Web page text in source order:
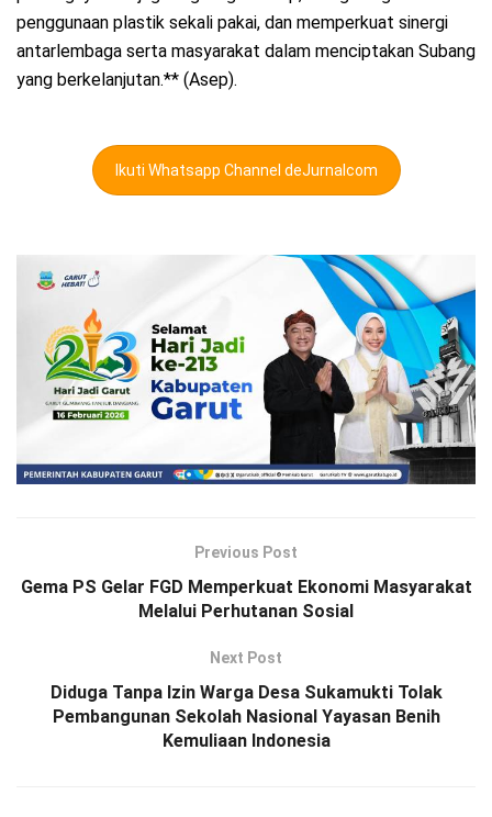
penggunaan plastik sekali pakai, dan memperkuat sinergi
antarlembaga serta masyarakat dalam menciptakan Subang
yang berkelanjutan.** (Asep).
Ikuti Whatsapp Channel deJurnalcom
Previous Post
Gema PS Gelar FGD Memperkuat Ekonomi Masyarakat
Melalui Perhutanan Sosial
Next Post
Diduga Tanpa Izin Warga Desa Sukamukti Tolak
Pembangunan Sekolah Nasional Yayasan Benih
Kemuliaan Indonesia